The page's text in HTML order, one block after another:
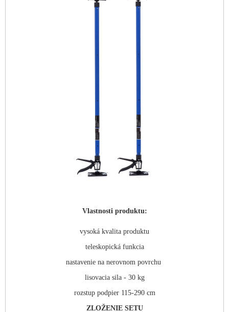
Vlastnosti produktu:
vysoká kvalita produktu
teleskopická funkcia
nastavenie na nerovnom povrchu
lisovacia sila - 30 kg
rozstup podpier 115-290 cm
ZLOŽENIE SETU